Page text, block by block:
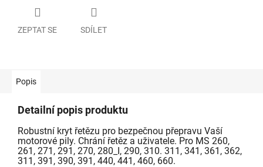
ZEPTAT SE SDÍLET
Popis
Detailní popis produktu
Robustní kryt řetězu pro bezpečnou přepravu Vaší
motorové pily. Chrání řetěz a uživatele. Pro MS 260,
261, 271, 291, 270, 280_I, 290, 310. 311, 341, 361, 362,
311, 391, 390, 391, 440, 441, 460, 660.